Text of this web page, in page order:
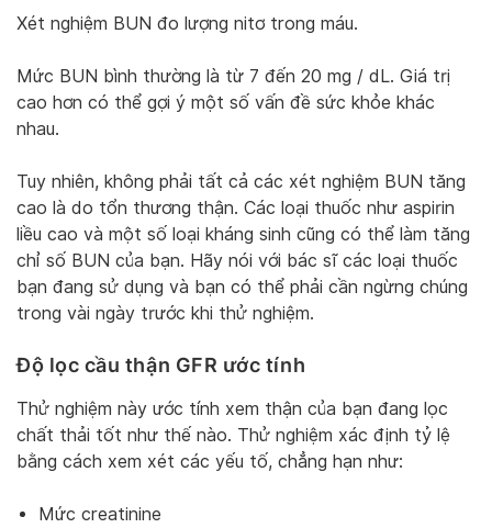
Xét nghiệm BUN đo lượng nitơ trong máu.
Mức BUN bình thường là từ 7 đến 20 mg / dL. Giá trị
cao hơn có thể gợi ý một số vấn đề sức khỏe khác
nhau.
Tuy nhiên, không phải tất cả các xét nghiệm BUN tăng
cao là do tổn thương thận. Các loại thuốc như aspirin
liều cao và một số loại kháng sinh cũng có thể làm tăng
chỉ số BUN của bạn. Hãy nói với bác sĩ các loại thuốc
bạn đang sử dụng và bạn có thể phải cần ngừng chúng
trong vài ngày trước khi thử nghiệm.
Độ lọc cầu thận GFR ước tính
Thử nghiệm này ước tính xem thận của bạn đang lọc
chất thải tốt như thế nào. Thử nghiệm xác định tỷ lệ
bằng cách xem xét các yếu tố, chẳng hạn như:
Mức creatinine